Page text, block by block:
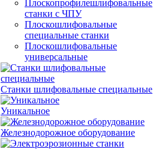
Плоскопрофилешлифовальные
станки с ЧПУ
Плоскошлифовальные
специальные станки
Плоскошлифовальные
универсальные
Станки шлифовальные специальные
Уникальное
Железнодорожное оборудование